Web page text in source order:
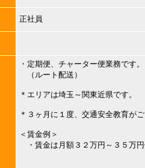
正社員
・定期便、チャーター便業務です。
（ルート配送）
＊エリアは埼玉～関東近県です。
＊３ヶ月に１度、交通安全教育がご
＜賃金例＞
・賃金は月額３２万円～３５万円